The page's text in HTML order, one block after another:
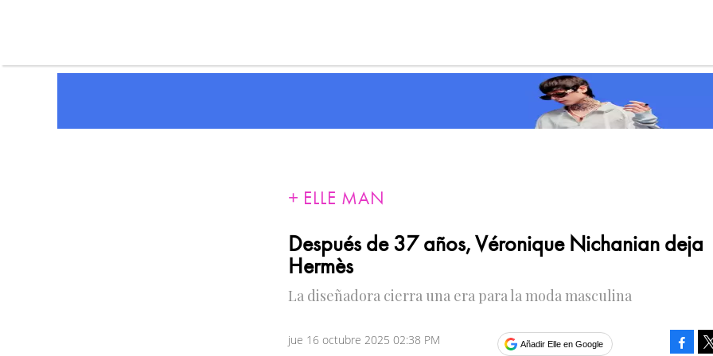
ELLE MAN
Después de 37 años, Véronique Nichanian deja
Hermès
La diseñadora cierra una era para la moda masculina
jue 16 octubre 2025 02:38 PM Añadir Elle en Google